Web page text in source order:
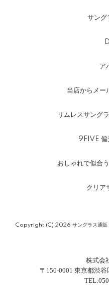
サン
ア
当店からメー
リムレスサング
9FIVE 偏
おしゃれで似合
クリア
株式会
〒150-0001 東京都渋
Copyright (C) 2026 サングラス通